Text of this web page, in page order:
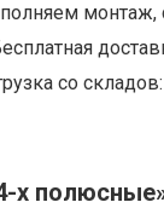
монтаж,
со
х